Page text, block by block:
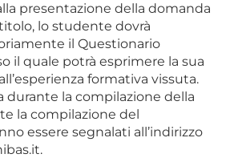
presentazione della domanda
lo studente dovrà
il Questionario
il quale potrà esprimere la sua
formativa vissuta.
durante la compilazione della
la compilazione del
essere segnalati all’indirizzo